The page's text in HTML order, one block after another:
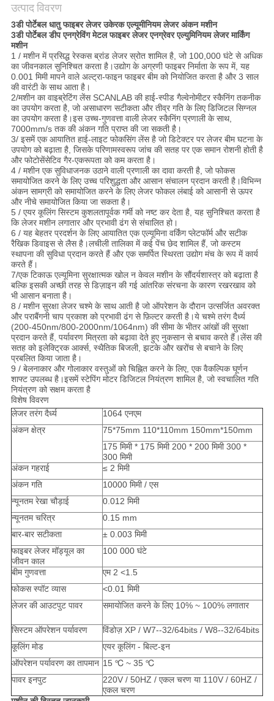
PRIVACY
POLICY
उत्पाद विवरण
3डी पोर्टेबल धातु फाइबर लेजर उकेरक एल्यूमीनियम लेजर अंकन मशीन
3डी पोर्टेबल डीप एनग्रेविंग मेटल फाइबर लेजर एनग्रेवर एल्युमिनियम लेजर मार्किंग
मशीन
1 / मशीन में प्रसिद्ध रेस्कस ब्रांड लेजर स्रोत शामिल है, जो 100,000 घंटे से अधिक
का जीवनकाल सुनिश्चित करता है।उद्योग के अग्रणी फाइबर निर्माता के रूप में, यह
0.001 मिमी मापने वाले अल्ट्रा-फाइन फाइबर बीम को नियोजित करता है और 3 साल
की वारंटी के साथ आता है।
2/मशीन का वाइब्रेटिंग लेंस SCANLAB की हाई-स्पीड गैल्वेनोमीटर स्कैनिंग तकनीक
का उपयोग करता है, जो असाधारण सटीकता और तीव्र गति के लिए डिजिटल सिग्नल
का उपयोग करता है।इस उच्च-गुणवत्ता वाली लेजर स्कैनिंग प्रणाली के साथ,
7000mm/s तक की अंकन गति प्राप्त की जा सकती है।
3/ इसमें एक आयातित हाई-लाइट फोकसिंग लेंस है जो डिटेक्टर पर लेजर बीम घटना के
उपयोग को बढ़ाता है, जिसके परिणामस्वरूप जांच की सतह पर एक समान रोशनी होती है
और फोटोसेंसेटिव गैर-एकरूपता को कम करता है।
4 / मशीन एक सुविधाजनक उठाने वाली प्रणाली का दावा करती है, जो फोकस
समायोजित करने के लिए उच्च परिशुद्धता और आसान संचालन प्रदान करती है।विभिन्न
अंकन सामग्री को समायोजित करने के लिए लेजर फोकल लंबाई को आसानी से ऊपर
और नीचे समायोजित किया जा सकता है।
5 / एयर कूलिंग सिस्टम कुशलतापूर्वक गर्मी को नष्ट कर देता है, यह सुनिश्चित करता है
कि लेजर मशीन लगातार और प्रभावी ढंग से संचालित हो।
6 / यह बेहतर प्रदर्शन के लिए आयातित एक एल्यूमिना वर्किंग प्लेटफॉर्म और सटीक
रैखिक डिवाइस से लैस है।लचीली तालिका में कई पेंच छेद शामिल हैं, जो कस्टम
स्थापना की सुविधा प्रदान करते हैं और एक समर्पित स्थिरता उद्योग मंच के रूप में कार्य
करते हैं।
7/एक टिकाऊ एल्यूमिना सुरक्षात्मक खोल न केवल मशीन के सौंदर्यशास्त्र को बढ़ाता है
बल्कि इसकी अच्छी तरह से डिज़ाइन की गई आंतरिक संरचना के कारण रखरखाव को
भी आसान बनाता है।
8 / मशीन सुरक्षा लेजर चश्मे के साथ आती है जो ऑपरेशन के दौरान उत्सर्जित अवरक्त
और पराबैंगनी चाप प्रकाश को प्रभावी ढंग से फ़िल्टर करती है।ये चश्मे तरंग दैर्ध्य
(200-450nm/800-2000nm/1064nm) की सीमा के भीतर आंखों की सुरक्षा
प्रदान करते हैं, पर्यावरण मित्रता को बढ़ावा देते हुए नुकसान से बचाव करते हैं।लेंस की
सतह को इलेक्ट्रिक आर्क्स, स्थैतिक बिजली, झटके और खरोंच से बचाने के लिए
प्रबलित किया जाता है।
9 / बेलनाकार और गोलाकार वस्तुओं को चिह्नित करने के लिए, एक वैकल्पिक घूर्णन
शाफ्ट उपलब्ध है।इसमें स्टेपिंग मोटर डिजिटल नियंत्रण शामिल है, जो स्वचालित गति
नियंत्रण को सक्षम करता है
विशेष विवरण
लेजर तरंग दैर्ध्य
1064 एनएम
अंकन क्षेत्र
75*75mm 110*110mm 150mm*150mm
175 मिमी * 175 मिमी 200 * 200 मिमी 300 *
300 मिमी
अंकन गहराई
≤ 2 मिमी
अंकन गति
10000 मिमी / एस
न्यूनतम रेखा चौड़ाई
0.012 मिमी
न्यूनतम चरित्र
0.15 mm
बार-बार सटीकता
± 0.003 मिमी
फाइबर लेजर मॉड्यूल का
जीवन काल
100 000 घंटे
बीम गुणवत्ता
एम 2 <1.5
फोकस स्पॉट व्यास
<0.01 मिमी
लेजर की आउटपुट पावर
समायोजित करने के लिए 10% ~ 100% लगातार
सिस्टम ऑपरेशन पर्यावरण
विंडोज़ XP / W7--32/64bits / W8--32/64bits
कूलिंग मोड
एयर कूलिंग - बिल्ट-इन
ऑपरेशन पर्यावरण का तापमान 15 ℃ ~ 35 ℃
पावर इनपुट
220V / 50HZ / एकल चरण या 110V / 60HZ /
एकल चरण